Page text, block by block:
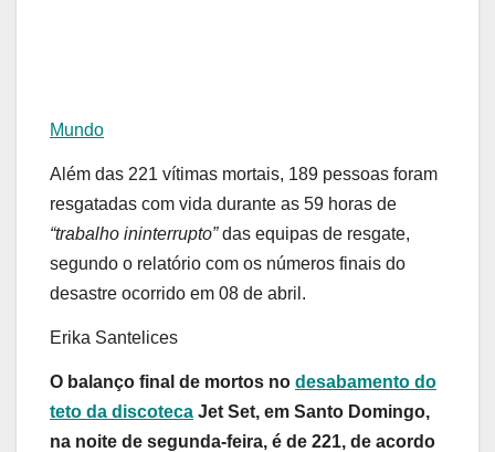
Mundo
Além das 221 vítimas mortais, 189 pessoas foram
resgatadas com vida durante as 59 horas de
“trabalho ininterrupto”das equipas de resgate,
segundo o relatório com os números finais do
desastre ocorrido em 08 de abril.
Erika Santelices
O balanço final de mortos no desabamento do
teto da discoteca Jet Set, em Santo Domingo,
na noite de segunda-feira, é de 221, de acordo